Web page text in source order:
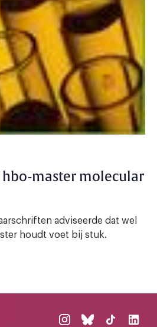
hbo-master molecular
adviseerde dat wel
houdt voet bij stuk.